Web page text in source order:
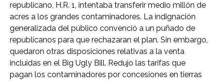
republicano, H.R. 1, intentaba transferir medio millón de
acres a los grandes contaminadores. La indignación
generalizada del público convenció a un puñado de
republicanos para que rechazaran el plan. Sin embargo,
quedaron otras disposiciones relativas a la venta
incluidas en el Big Ugly Bill. Redujo las tarifas que
pagan los contaminadores por concesiones en tierras